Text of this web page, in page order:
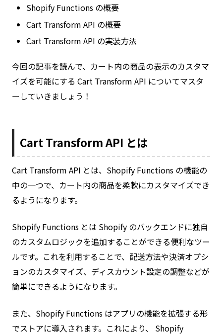
Shopify Functions の概要
Cart Transform API の概要
Cart Transform API の実装方法
今回の記事を読んで、カート内の商品の表示のカスタマ
イズを可能にする Cart Transform API についてマスタ
ーしていきましょう！
Cart Transform API とは
Cart Transform API とは、Shopify Functions の機能の
中の一つで、カート内の商品を柔軟にカスタマイズでき
るようになります。
Shopify Functions とは Shopify のバックエンドに独自
のカスタムロジックを追加することができる便利なツー
ルです。これを利用することで、配送方法や決済オプシ
ョンのカスタマイズ、ディスカウント設定の調整などが
簡単にできるようになります。
また、Shopify Functions はアプリの機能を拡張する形
でストアに導入されます。これにより、 Shopify